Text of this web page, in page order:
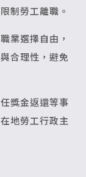
制勞工離職。
業選擇自由，
合理性，避免
獎金返還等事
地勞工行政主